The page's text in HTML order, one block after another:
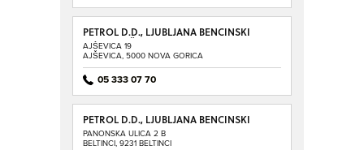
PETROL D.D., LJUBLJANA BENCINSKI
SERVIS AJŠEVICA
AJŠEVICA 19
AJŠEVICA, 5000 NOVA GORICA
05 333 07 70
PETROL D.D., LJUBLJANA BENCINSKI
SERVIS BELTINCI
PANONSKA ULICA 2 B
BELTINCI, 9231 BELTINCI